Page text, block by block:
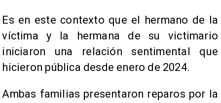
Es en este contexto que el hermano de la
víctima y la hermana de su victimario
iniciaron una relación sentimental que
hicieron pública desde enero de 2024.
Ambas familias presentaron reparos por la